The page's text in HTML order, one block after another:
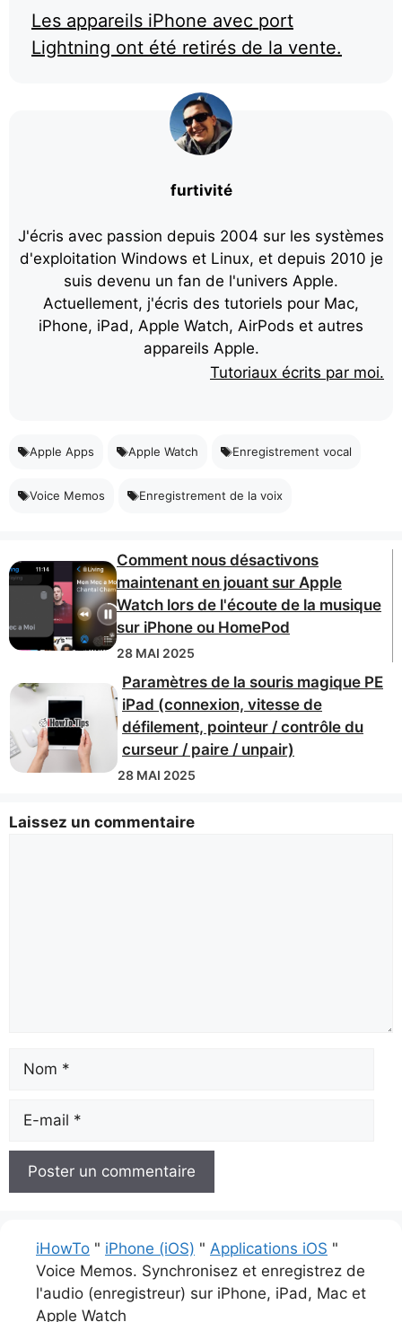
Les appareils iPhone avec port
Lightning ont été retirés de la vente.
furtivité
J'écris avec passion depuis 2004 sur les systèmes
d'exploitation Windows et Linux, et depuis 2010 je
suis devenu un fan de l'univers Apple.
Actuellement, j'écris des tutoriels pour Mac,
iPhone, iPad, Apple Watch, AirPods et autres
appareils Apple.
Tutoriaux écrits par moi.
Apple Apps Apple Watch Enregistrement vocal
Voice Memos Enregistrement de la voix
Comment nous désactivons
maintenant en jouant sur Apple
Watch lors de l'écoute de la musique
sur iPhone ou HomePod
28 MAI 2025
Paramètres de la souris magique PE
iPad (connexion, vitesse de
défilement, pointeur / contrôle du
curseur / paire / unpair)
28 MAI 2025
Laissez un commentaire
mail
iHowTo " iPhone (iOS) " Applications iOS "
Voice Memos. Synchronisez et enregistrez de
l'audio (enregistreur) sur iPhone, iPad, Mac et
Apple Watch